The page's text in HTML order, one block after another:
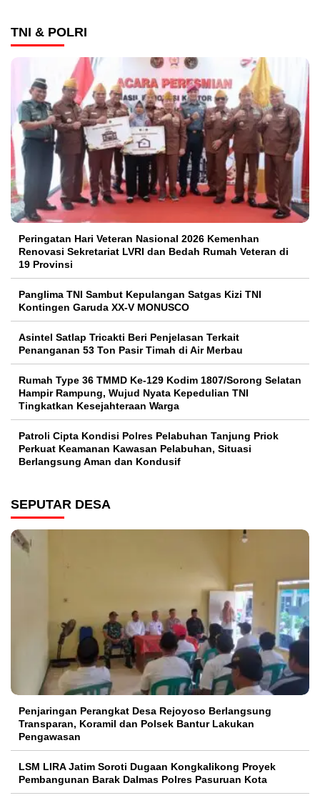
TNI & POLRI
Peringatan Hari Veteran Nasional 2026 Kemenhan
Renovasi Sekretariat LVRI dan Bedah Rumah Veteran di
19 Provinsi
Panglima TNI Sambut Kepulangan Satgas Kizi TNI
Kontingen Garuda XX-V MONUSCO
Asintel Satlap Tricakti Beri Penjelasan Terkait
Penanganan 53 Ton Pasir Timah di Air Merbau
Rumah Type 36 TMMD Ke-129 Kodim 1807/Sorong Selatan
Hampir Rampung, Wujud Nyata Kepedulian TNI
Tingkatkan Kesejahteraan Warga
Patroli Cipta Kondisi Polres Pelabuhan Tanjung Priok
Perkuat Keamanan Kawasan Pelabuhan, Situasi
Berlangsung Aman dan Kondusif
SEPUTAR DESA
Penjaringan Perangkat Desa Rejoyoso Berlangsung
Transparan, Koramil dan Polsek Bantur Lakukan
Pengawasan
LSM LIRA Jatim Soroti Dugaan Kongkalikong Proyek
Pembangunan Barak Dalmas Polres Pasuruan Kota